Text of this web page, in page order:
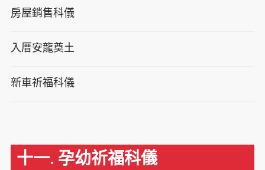
房屋銷售科儀
入厝安龍奠土
新車祈福科儀
十一. 孕幼祈福科儀